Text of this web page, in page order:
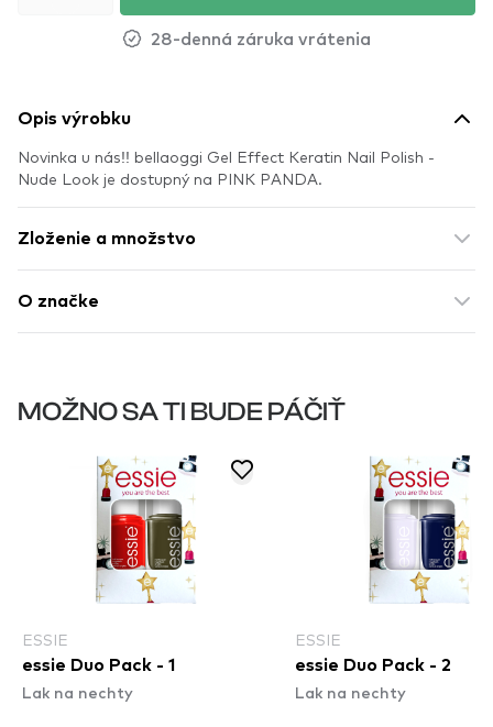
28-denná záruka vrátenia
Opis výrobku
Novinka u nás!! bellaoggi Gel Effect Keratin Nail Polish -
Nude Look je dostupný na PINK PANDA.
Zloženie a množstvo
O značke
MOŽNO SA TI BUDE PÁČIŤ
ESSIE
essie Duo Pack - 1
Lak na nechty
ESSIE
essie Duo Pack - 2
Lak na nechty